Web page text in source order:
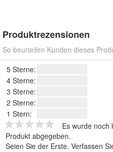
Produktrezensionen
So beurteilen Kunden dieses
5 Sterne:
4 Sterne:
3 Sterne:
2 Sterne:
1 Stern:
Es wurde noch
Produkt abgegeben.
Seien Sie der Erste. Verfassen